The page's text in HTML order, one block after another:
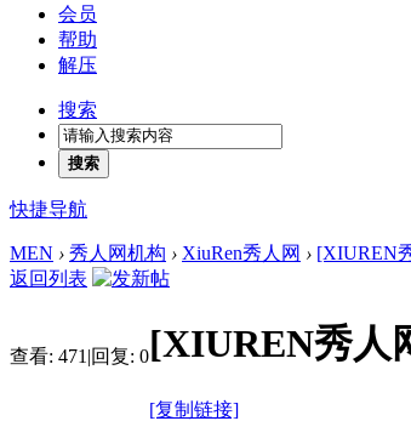
会员
帮助
解压
搜索
搜索
快捷导航
MEN › 秀人网机构 › XiuRen秀人网 › [XIUREN
返回列表
查看: 471 |回复: 0[XIUREN秀人
[复制链接]